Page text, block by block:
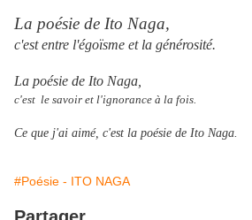
La poésie de Ito Naga,
c'est entre l'égoïsme et la générosité.
La poésie de Ito Naga
c'est le savoir et l'ignorance à la fois.
Ce que j'ai aimé, c'est la poésie de Ito Naga.
#Poésie - ITO NAGA